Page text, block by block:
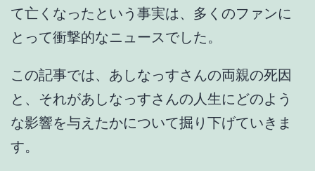
て亡くなったという事実は、多くのファンに
とって衝撃的なニュースでした。
この記事では、あしなっすさんの両親の死因
と、それがあしなっすさんの人生にどのよう
な影響を与えたかについて掘り下げていきま
す。